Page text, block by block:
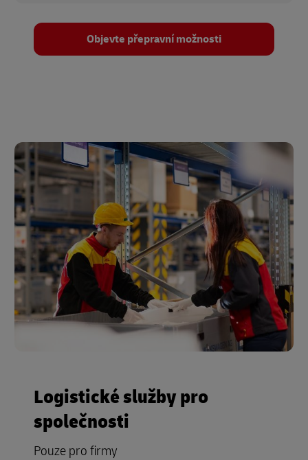
Objevte přepravní možnosti
Logistické služby pro
společnosti
Pouze pro firmy